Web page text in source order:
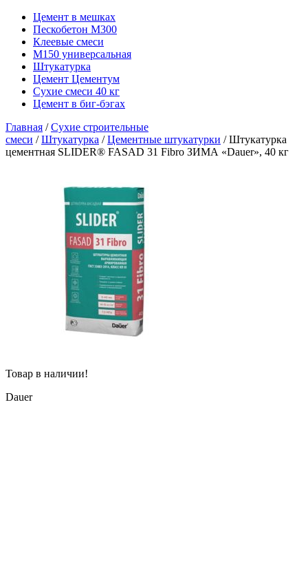
Цемент в мешках
Пескобетон М300
Клеевые смеси
М150 универсальная
Штукатурка
Цемент Цементум
Сухие смеси 40 кг
Цемент в биг-бэгах
Главная /Сухие строительные
смеси /Штукатурка /Цементные штукатурки / Штукатурка
цементная SLIDER® FASAD 31 Fibro ЗИМА «Dauer», 40 кг
Товар в наличии!
Dauer